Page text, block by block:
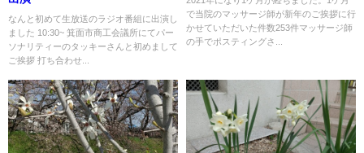
なんと初めて生放送のラジオ番組に出演し
ました 10:30~ 箕面市商工会議所にてパー
ソナリティーのタッキーさんと初めまして
ご挨拶 打ち合わせ...
で当院のマッサージ師が新年のご挨拶に行
かせていただいた件数253件マッサージ師
の手でポスティングさ...